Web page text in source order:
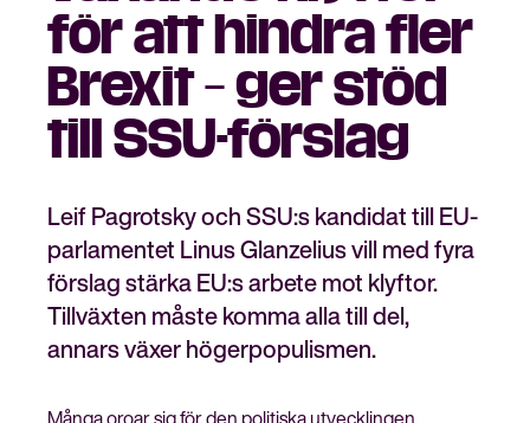
Bli medlem
för att hindra fler
Brexit – ger stöd
till SSU-förslag
Leif Pagrotsky och SSU:s kandidat till EU-
parlamentet Linus Glanzelius vill med fyra
förslag stärka EU:s arbete mot klyftor.
Tillväxten måste komma alla till del,
annars växer högerpopulismen.